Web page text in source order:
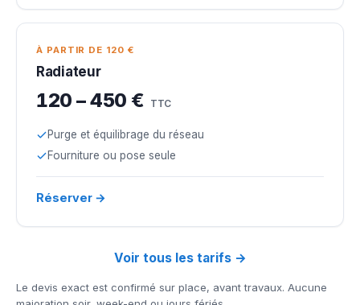
À PARTIR DE 120 €
Radiateur
120 – 450 € TTC
Purge et équilibrage du réseau
Fourniture ou pose seule
Réserver →
Voir tous les tarifs →
Le devis exact est confirmé sur place, avant travaux. Aucune